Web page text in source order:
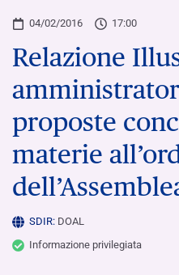
04/02/2016 17:00
Relazione
proposte
materie
SDIR: DOAL
Informazione privilegiata